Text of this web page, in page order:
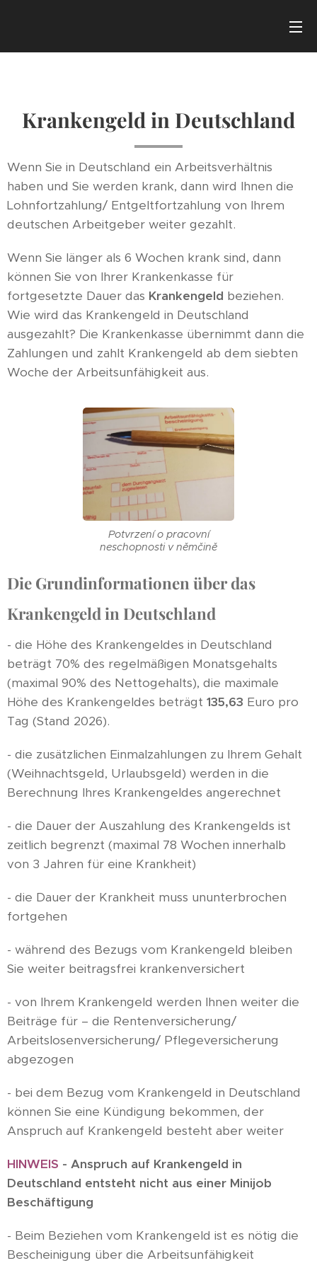
Krankengeld in Deutschland
Wenn Sie in Deutschland ein Arbeitsverhältnis
haben und Sie werden krank, dann wird Ihnen die
Lohnfortzahlung/ Entgeltfortzahlung von Ihrem
deutschen Arbeitgeber weiter gezahlt.
Wenn Sie länger als 6 Wochen krank sind, dann
können Sie von Ihrer Krankenkasse für
fortgesetzte Dauer das Krankengeld beziehen.
Wie wird das Krankengeld in Deutschland
ausgezahlt? Die Krankenkasse übernimmt dann die
Zahlungen und zahlt Krankengeld ab dem siebten
Woche der Arbeitsunfähigkeit aus.
Potvrzení o pracovní
neschopnosti v němčině
Die Grundinformationen über das
Krankengeld in Deutschland
- die Höhe des Krankengeldes in Deutschland
beträgt 70% des regelmäßigen Monatsgehalts
(maximal 90% des Nettogehalts), die maximale
Höhe des Krankengeldes beträgt 135,63 Euro pro
Tag (Stand 2026).
- die zusätzlichen Einmalzahlungen zu Ihrem Gehalt
(Weihnachtsgeld, Urlaubsgeld) werden in die
Berechnung Ihres Krankengeldes angerechnet
- die Dauer der Auszahlung des Krankengelds ist
zeitlich begrenzt (maximal 78 Wochen innerhalb
von 3 Jahren für eine Krankheit)
- die Dauer der Krankheit muss ununterbrochen
fortgehen
- während des Bezugs vom Krankengeld bleiben
Sie weiter beitragsfrei krankenversichert
- von Ihrem Krankengeld werden Ihnen weiter die
Beiträge für – die Rentenversicherung/
Arbeitslosenversicherung/ Pflegeversicherung
abgezogen
- bei dem Bezug vom Krankengeld in Deutschland
können Sie eine Kündigung bekommen, der
Anspruch auf Krankengeld besteht aber weiter
HINWEIS - Anspruch auf Krankengeld in
Deutschland entsteht nicht aus einer Minijob
Beschäftigung
- Beim Beziehen vom Krankengeld ist es nötig die
Bescheinigung über die Arbeitsunfähigkeit